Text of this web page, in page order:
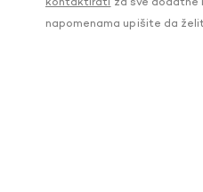
kontaktirati za sve dodatne
napomenama upišite da